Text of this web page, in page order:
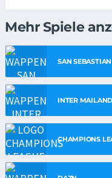
Mehr Spiele
SAN
INTER MAILAND
CHAMPIONS